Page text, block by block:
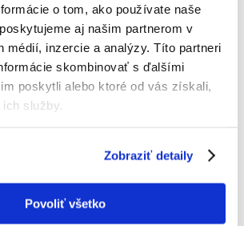
o tom, ako používate naše
aj našim partnerom v
médií, inzercie a analýzy. Títo partneri
skombinovať s ďalšími
poskytli alebo ktoré od vás získali,
služby.
Zobraziť detaily
Povoliť všetko
Recommend
ODPORÚČAJÚ TENTO PRODUKT
NAPÍSAŤ RECENZIU
a funkčná keramická miska zo série Mimi je
konštrukcie robia z jedla potešenie ako pre
Vyrobená z odolnej keramiky, je ideálna na